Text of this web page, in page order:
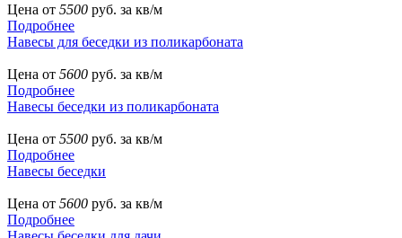
Цена от 5500 руб. за кв/м
Подробнее
Навесы для беседки из поликарбоната
Цена от 5600 руб. за кв/м
Подробнее
Навесы беседки из поликарбоната
Цена от 5500 руб. за кв/м
Подробнее
Навесы беседки
Цена от 5600 руб. за кв/м
Подробнее